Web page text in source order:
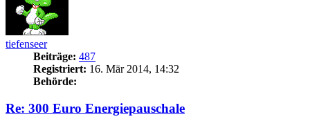
tiefenseer
Beiträge: 487
Registriert: 16. Mär 2014, 14:32
Behörde:
Re: 300 Euro Energiepauschale